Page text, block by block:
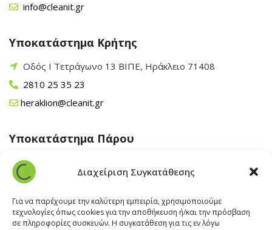
Διαχείριση Συγκατάθεσης
Για να παρέχουμε την καλύτερη εμπειρία, χρησιμοποιούμε
τεχνολογίες όπως cookies για την αποθήκευση ή/και την πρόσβαση
σε πληροφορίες συσκευών. Η συγκατάθεση για τις εν λόγω
info@cleanit.gr
Υποκατάστημα Κρήτης
Οδός Ι Τετράγωνο 13 ΒΙΠΕ, Ηράκλειο 71408
2810 25 35 23
heraklion@cleanit.gr
Υποκατάστημα Πάρου
Άγιος Βλάσης Αρχίλοχος, Πάρος 84400
22840 43 163
paros@cleanit.gr